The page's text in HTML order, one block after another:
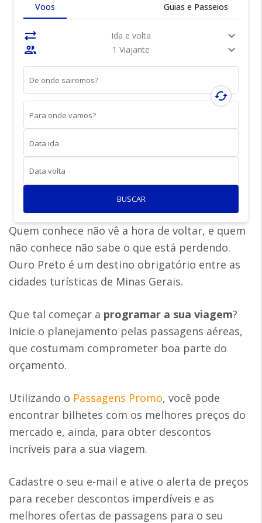
Voos Guias e Passeios
sync_alt Ida e volta
expand_more
people
1 Viajante expand_more
De onde sairemos?
cached
Para onde vamos?
Data ida
Data volta
BUSCAR
Quem conhece não vê a hora de voltar, e quem
não conhece não sabe o que está perdendo.
Ouro Preto é um destino obrigatório entre as
cidades turísticas de Minas Gerais.
Que tal começar a programar a sua viagem?
Inicie o planejamento pelas passagens aéreas,
que costumam comprometer boa parte do
orçamento.
Utilizando o Passagens Promo, você pode
encontrar bilhetes com os melhores preços do
mercado e, ainda, para obter descontos
incríveis para a sua viagem.
Cadastre o seu e-mail e ative o alerta de preços
para receber descontos imperdíveis e as
melhores ofertas de passagens para o seu